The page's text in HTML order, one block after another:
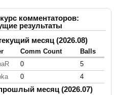
комментаторов:
результаты
месяц (2026.08)
Comm Count
Balls
0
5
0 4
месяц (2026.07)